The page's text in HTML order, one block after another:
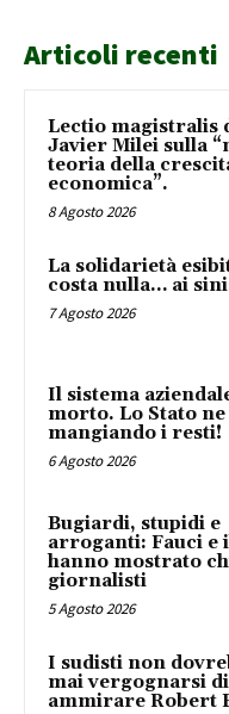
Articoli recenti
Lectio magistralis
Javier Milei sulla
teoria della
economica”.
8 Agosto 2026
La solidarietà
costa nulla… ai
7 Agosto 2026
Il sistema
morto. Lo Stato ne
mangiando i resti!
6 Agosto 2026
Bugiardi, stupidi e
arroganti: Fauci e
hanno mostrato
giornalisti
5 Agosto 2026
I sudisti non
mai vergognarsi di
ammirare Robert